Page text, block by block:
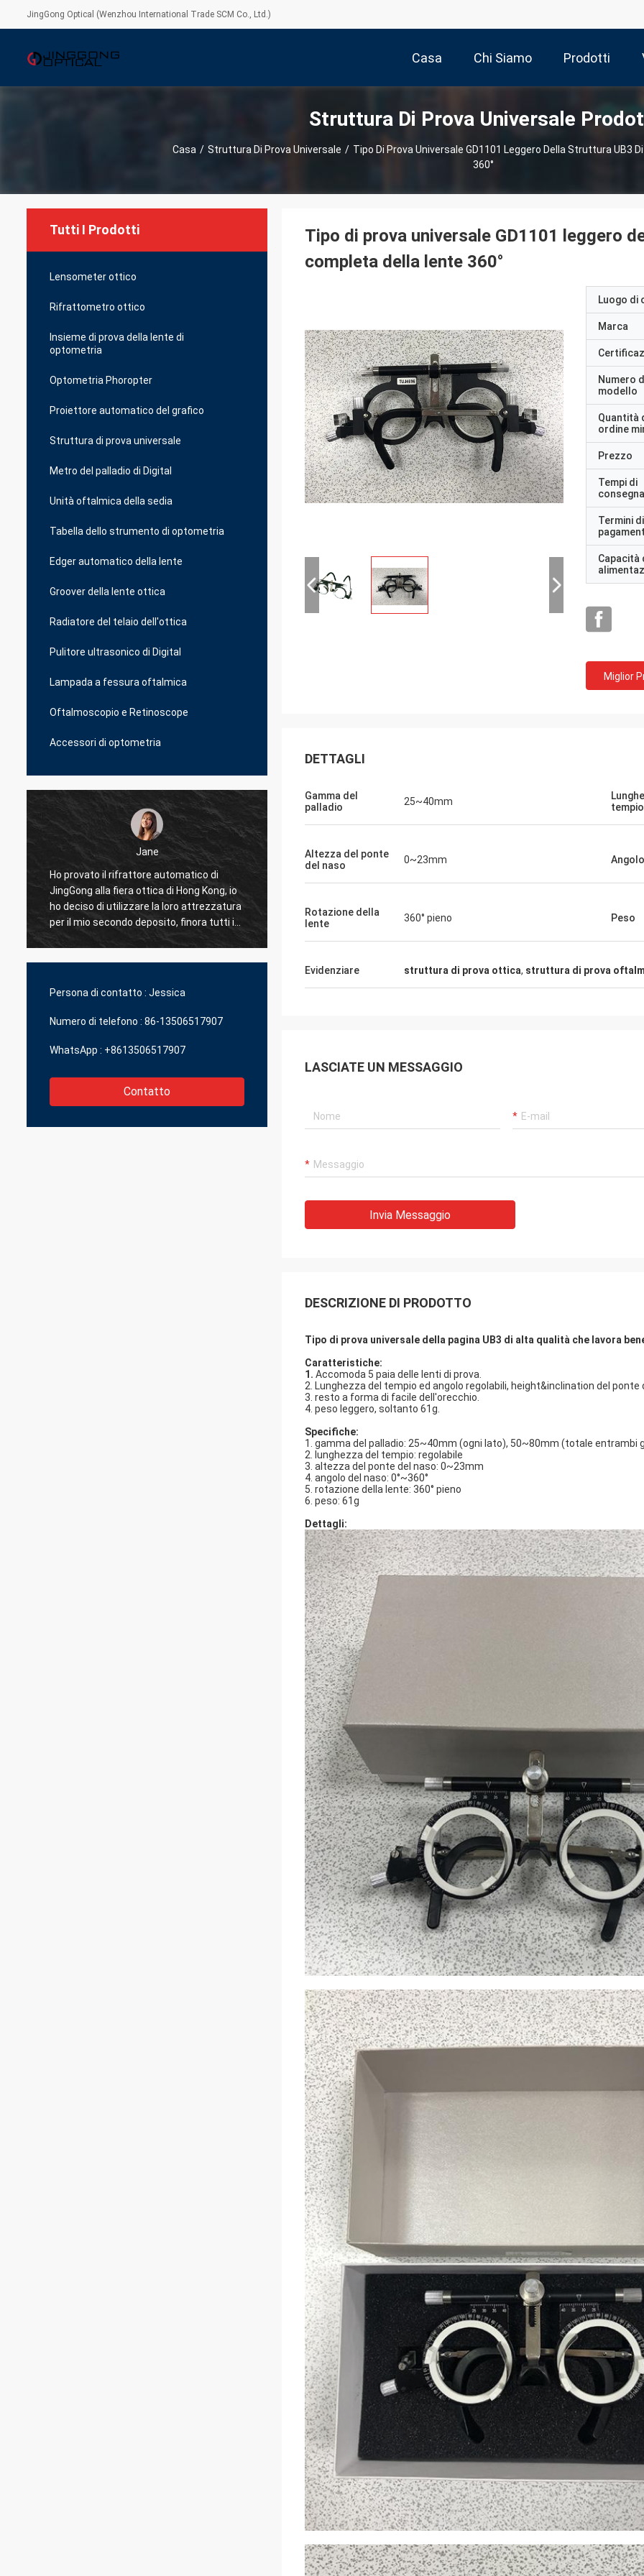
JingGong Optical (Wenzhou International Trade SCM Co., Ltd.)
Casa Chi Siamo Prodotti
Struttura Di Prova Universale
Casa / Struttura Di Prova Universale / Tipo Di Prova Universale GD1101 Leggero Della Struttura UB3
360°
Tutti I Prodotti
Lensometer ottico
Rifrattometro ottico
Insieme di prova della lente di
optometria
Optometria Phoropter
Proiettore automatico del grafico
Struttura di prova universale
Metro del palladio di Digital
Unità oftalmica della sedia
Tabella dello strumento di optometria
Edger automatico della lente
Groover della lente ottica
Radiatore del telaio dell'ottica
Pulitore ultrasonico di Digital
Lampada a fessura oftalmica
Oftalmoscopio e Retinoscope
Accessori di optometria
di
di Hong Kong, io
loro attrezzatura
finora tutti i
sto usando
Bob
Ho provato più di 10 fornitori per il nostro
affare degli strumenti ottici ma JingGong
è il meglio, essi può fornire le risposte
professionali reali per risolvere i nostri
problemi, fornitore raccomandato!
Adrian, distributore commerciale ottico
importati loro, dal gruppo eccellente e
Persona di contatto : Jessica
Numero di telefono : 86-13506517907
WhatsApp : +8613506517907
Contatto
Tipo di prova universale GD1101 leggero
completa della lente 360°
Luogo di
Marca
Numero
modello
Quantità
ordine
Prezzo
Tempi di
consegna
Termini di
Capacità
Miglior
DETTAGLI
Gamma del
palladio
25~40mm
tempio
Altezza del ponte
del naso
0~23mm
Rotazione della
lente
360° pieno Peso
Evidenziare struttura di prova ottica, struttura di prova
LASCIATE UN MESSAGGIO
Invia Messaggio
DESCRIZIONE DI PRODOTTO
Tipo di prova universale della pagina UB3 di alta qualità che lavora
Caratteristiche:
1. Accomoda 5 paia delle lenti di prova.
2. Lunghezza del tempio ed angolo regolabili, height&inclination del
3. resto a forma di facile dell'orecchio.
4. peso leggero, soltanto 61g.
Specifiche:
1. gamma del palladio: 25~40mm (ogni lato), 50~80mm (totale entrambi
2. lunghezza del tempio: regolabile
3. altezza del ponte del naso: 0~23mm
4. angolo del naso: 0°~360°
5. rotazione della lente: 360° pieno
6. peso: 61g
Dettagli: